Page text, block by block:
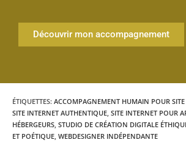
Découvrir mon accompagnement
ÉTIQUETTES: ACCOMPAGNEMENT HUMAIN POUR SITE
SITE INTERNET AUTHENTIQUE, SITE INTERNET POUR
HÉBERGEURS, STUDIO DE CRÉATION DIGITALE
ET POÉTIQUE, WEBDESIGNER INDÉPENDANTE